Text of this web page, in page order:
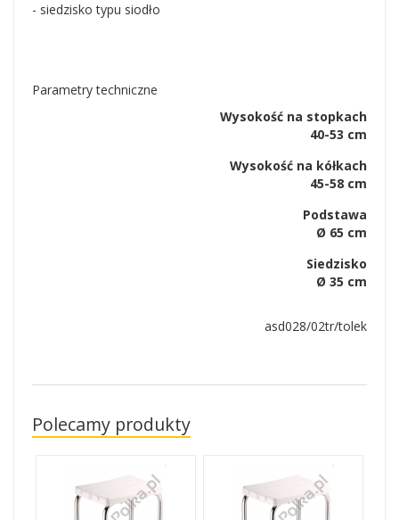
- siedzisko typu siodło
Parametry techniczne
Wysokość na stopkach
40-53 cm
Wysokość na kółkach
45-58 cm
Podstawa
Ø 65 cm
Siedzisko
Ø 35 cm
asd028/02tr/tolek
Polecamy produkty